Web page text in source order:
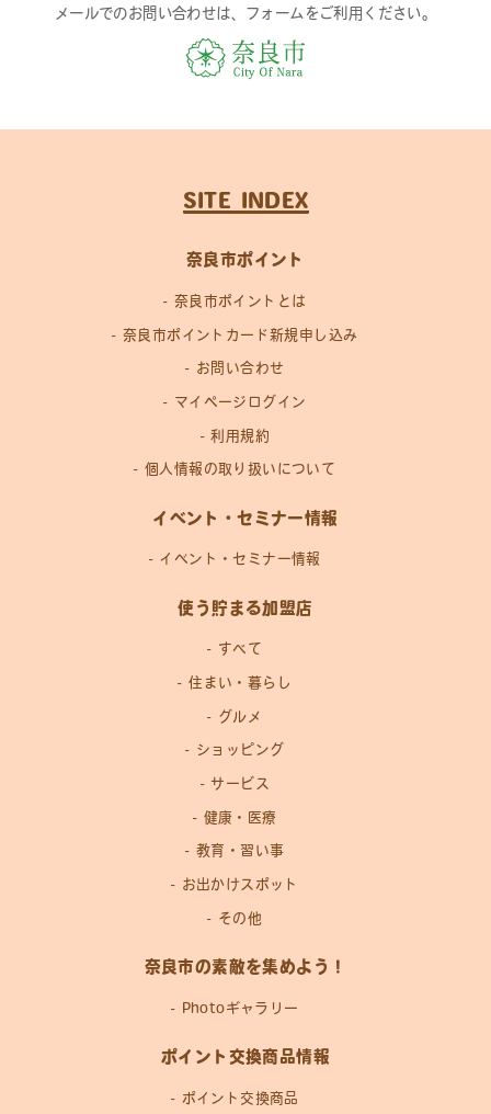
メールでのお問い合わせは、フォームをご利用ください。
SITE INDEX
奈良市ポイント
奈良市ポイントとは
奈良市ポイントカード新規申し込み
お問い合わせ
マイページログイン
利用規約
個人情報の取り扱いについて
イベント・セミナー情報
イベント・セミナー情報
使う貯まる加盟店
すべて
住まい・暮らし
グルメ
ショッピング
サービス
健康・医療
教育・習い事
お出かけスポット
その他
奈良市の素敵を集めよう！
Photoギャラリー
ポイント交換商品情報
ポイント交換商品